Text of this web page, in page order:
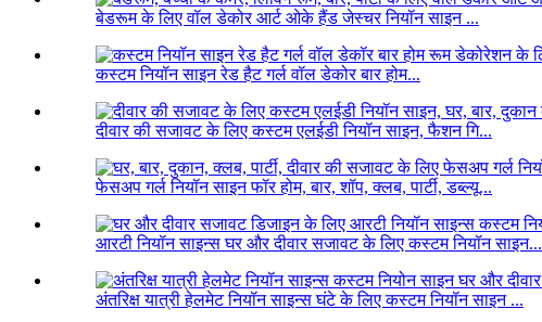
बेडरूम के लिए वॉल डेकोर आर्ट ओके हैंड जेस्चर नियॉन साइन ...
कस्टम नियॉन साइन रेड हैट गर्ल वॉल डेकोर बार होम...
दीवार की सजावट के लिए कस्टम एलईडी नियॉन साइन, फैशन गि...
फेसअप गर्ल नियॉन साइन फॉर होम, बार, शॉप, क्लब, पार्टी, डब्ल्यू...
आरटी नियॉन साइन्स घर और दीवार सजावट के लिए कस्टम नियॉन साइन...
अंतरिक्ष यात्री हेलमेट नियॉन साइन्स घंटे के लिए कस्टम नियॉन साइन ...